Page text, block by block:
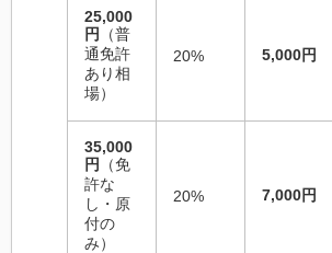
25,000
円
（普
通免許
あり相
場）
20% 5,000円
35,000
円
（免
許な
し・原
付の
み）
20% 7,000円